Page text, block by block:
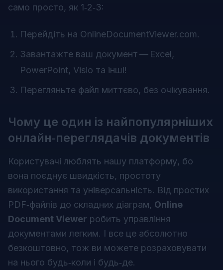
само просто, як 1‑2‑3:
Перейдіть на OnlineDocumentViewer.com.
Завантажте ваш документ — Excel,
PowerPoint, Visio та інші!
Перегляньте файл миттєво, без очікування.
Чому це один із найпопулярніших
онлайн‑переглядачів документів
Користувачі люблять нашу платформу, бо
вона поєднує швидкість, простоту
використання та універсальність. Від простих
PDF‑файлів до складних діаграм, Online
Document Viewer робить управління
документами легким. І все це абсолютно
безкоштовно, тож ви можете розраховувати
на нього будь‑коли і будь‑де.